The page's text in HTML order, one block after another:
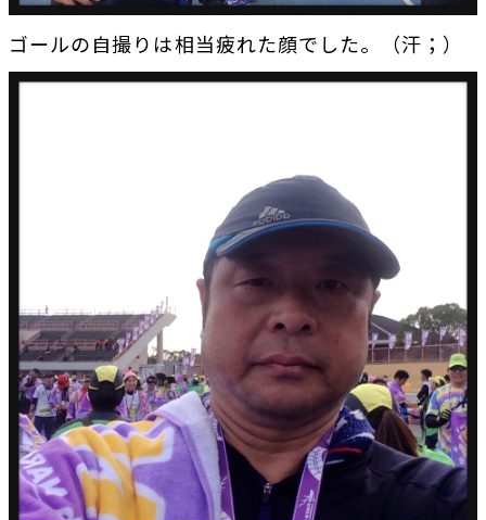
ゴールの自撮りは相当疲れた顔でした。（汗；）